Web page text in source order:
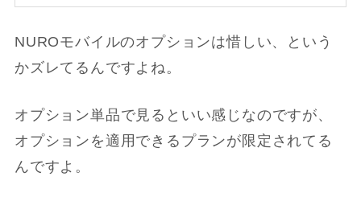
NUROモバイルのオプションは惜しい、という
かズレてるんですよね。
オプション単品で見るといい感じなのですが、
オプションを適用できるプランが限定されてる
んですよ。